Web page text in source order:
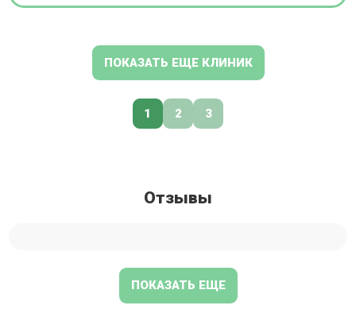
ПОКАЗАТЬ ЕЩЕ КЛИНИК
1 2 3
Отзывы
ПОКАЗАТЬ ЕЩЕ